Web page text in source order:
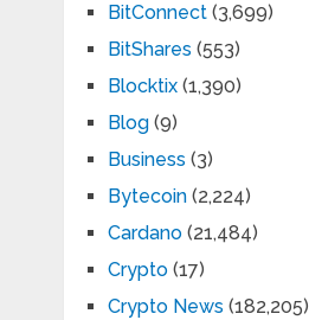
BitConnect(3,699)
BitShares (553)
Blocktix(1,390)
Blog(9)
Business (3)
Bytecoin(2,224)
Cardano(21,484)
Crypto(17)
Crypto News (182,205)